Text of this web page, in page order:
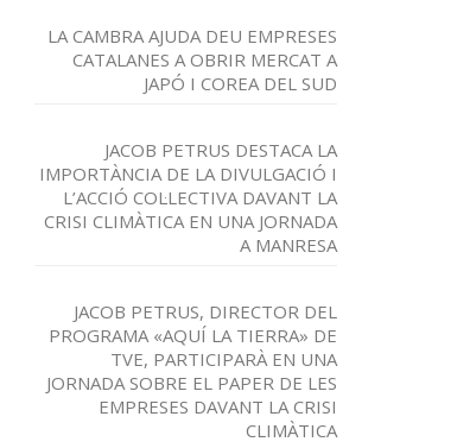
LA CAMBRA AJUDA DEU EMPRESES
CATALANES A OBRIR MERCAT A
JAPÓ I COREA DEL SUD
JACOB PETRUS DESTACA LA
IMPORTÀNCIA DE LA DIVULGACIÓ I
L’ACCIÓ COL·LECTIVA DAVANT LA
CRISI CLIMÀTICA EN UNA JORNADA
A MANRESA
JACOB PETRUS, DIRECTOR DEL
PROGRAMA «AQUÍ LA TIERRA» DE
TVE, PARTICIPARÀ EN UNA
JORNADA SOBRE EL PAPER DE LES
EMPRESES DAVANT LA CRISI
CLIMÀTICA